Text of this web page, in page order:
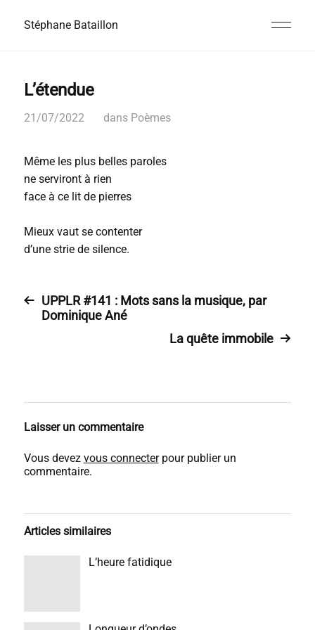
Stéphane Bataillon
L’étendue
21/07/2022 dans Poèmes
Même les plus belles paroles
ne serviront à rien
face à ce lit de pierres
Mieux vaut se contenter
d’une strie de silence.
UPPLR #141 : Mots sans la musique, par
Dominique Ané
La quête immobile
Laisser un commentaire
Vous devez vous connecterpour publier un
commentaire.
Articles similaires
L’heure fatidique